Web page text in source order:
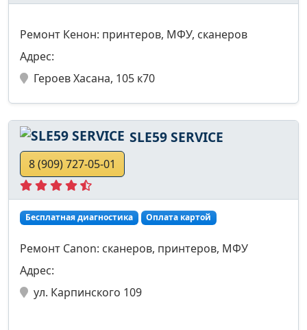
Ремонт Кенон: принтеров, МФУ, сканеров
Адрес:
Героев Хасана, 105 к70
SLE59 SERVICE
8 (909) 727-05-01
Бесплатная диагностика Оплата картой
Ремонт Canon: сканеров, принтеров, МФУ
Адрес:
ул. Карпинского 109